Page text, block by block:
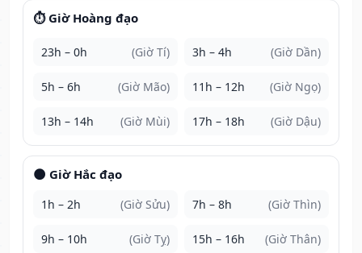
⏱️ Giờ Hoàng đạo
23h – 0h (Giờ Tí) 3h – 4h (Giờ Dần)
5h – 6h (Giờ Mão) 11h – 12h (Giờ Ngọ)
13h – 14h (Giờ Mùi) 17h – 18h (Giờ Dậu)
🌑 Giờ Hắc đạo
1h – 2h (Giờ Sửu) 7h – 8h (Giờ Thìn)
9h – 10h (Giờ Tỵ) 15h – 16h (Giờ Thân)